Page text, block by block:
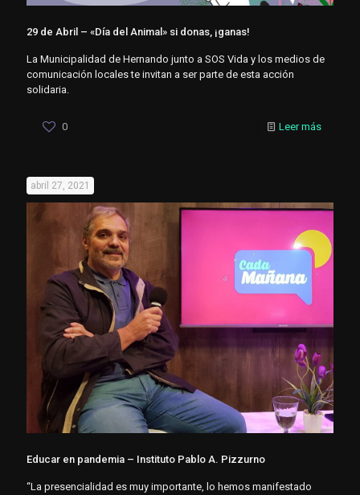
29 de Abril – «Día del Animal» si donas, ¡ganas!
La Municipalidad de Hernando junto a SOS Vida y los medios de
comunicación locales te invitan a ser parte de esta acción
solidaria.
0 Leer más
abril 27, 2021
Educar en pandemia – Instituto Pablo A. Pizzurno
“La presencialidad es muy importante, lo hemos manifestado